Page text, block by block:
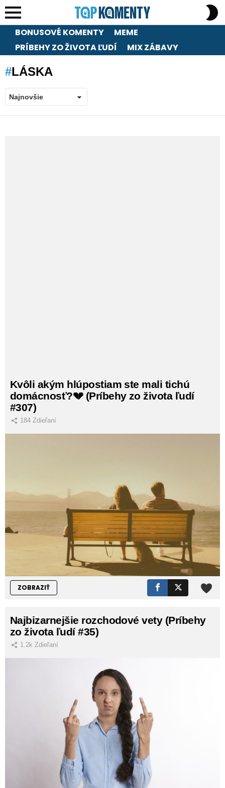
Menu
BONUSOVÉ KOMENTY
MEME
PRÍBEHY ZO ŽIVOTA ĽUDÍ
MIX ZÁBAVY
LÁSKA
Kvôli akým hlúpostiam ste mali tichú
domácnosť?💔 (Príbehy zo života ľudí
#307)
184 Zdieľaní
ZOBRAZIŤ
Najbizarnejšie rozchodové vety (Príbehy
zo života ľudí #35)
1.2k Zdieľaní